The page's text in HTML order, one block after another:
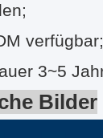
verfügbar;
3~5
Bilder